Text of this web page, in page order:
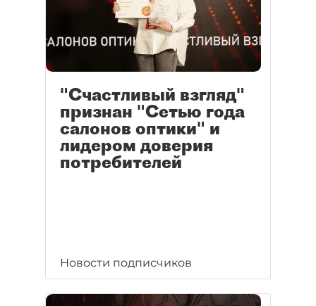
"Счастливый взгляд"
признан "Сетью года
салонов оптики" и
лидером доверия
потребителей
Новости подписчиков